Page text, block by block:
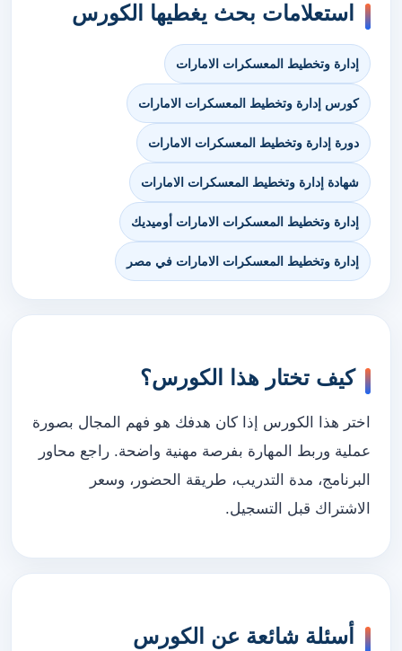
استعلامات بحث يغطيها الكورس
إدارة وتخطيط المعسكرات الامارات
كورس إدارة وتخطيط المعسكرات الامارات
دورة إدارة وتخطيط المعسكرات الامارات
شهادة إدارة وتخطيط المعسكرات الامارات
إدارة وتخطيط المعسكرات الامارات أوميديك
إدارة وتخطيط المعسكرات الامارات في مصر
كيف تختار هذا الكورس؟
اختر هذا الكورس إذا كان هدفك هو فهم المجال بصورة
عملية وربط المهارة بفرصة مهنية واضحة. راجع محاور
البرنامج، مدة التدريب، طريقة الحضور، وسعر
الاشتراك قبل التسجيل.
أسئلة شائعة عن الكورس